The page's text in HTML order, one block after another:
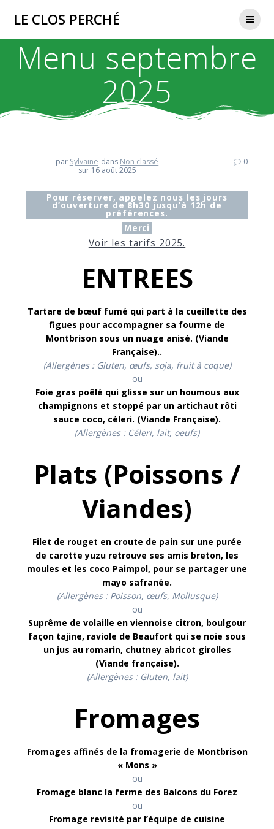
LE CLOS PERCHÉ
Menu septembre
2025
par Sylvaine dans Non classé
sur 16 août 2025
0
Pour réserver, appelez nous les jours
d’ouverture de 8h30 jusqu’à 12h de
préférences.
Merci
Voir les tarifs 2025.
ENTREES
Tartare de bœuf fumé qui part à la cueillette des
figues pour accompagner sa fourme de
Montbrison sous un nuage anisé. (Viande
Française)..
(Allergènes : Gluten, œufs, soja, fruit à coque)
ou
Foie gras poêlé qui glisse sur un houmous aux
champignons et stoppé par un artichaut rôti
sauce coco, céleri. (Viande Française).
(Allergènes : Céleri, lait, oeufs)
Plats (Poissons /
Viandes)
Filet de rouget en croute de pain sur une purée
de carotte yuzu retrouve ses amis breton, les
moules et les coco Paimpol, pour se partager une
mayo safranée.
(Allergènes : Poisson, œufs, Mollusque)
ou
Suprême de volaille en viennoise citron, boulgour
façon tajine, raviole de Beaufort qui se noie sous
un jus au romarin, chutney abricot girolles
(Viande française).
(Allergènes : Gluten, lait)
Fromages
Fromages affinés de la fromagerie de Montbrison
« Mons »
ou
Fromage blanc la ferme des Balcons du Forez
ou
Fromage revisité par l’équipe de cuisine